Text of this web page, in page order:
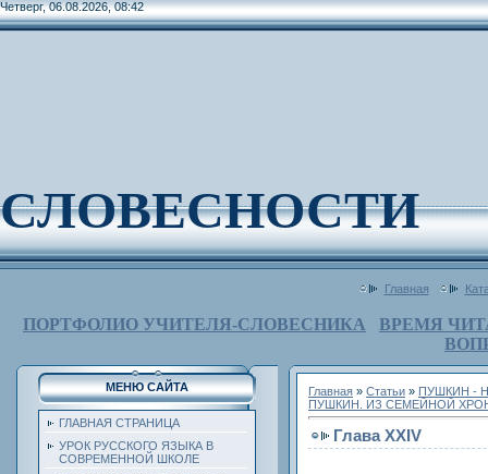
Четверг, 06.08.2026, 08:42
СЛОВЕСНОСТИ
Главная
ПОРТФОЛИО УЧИТЕЛЯ-СЛОВЕСНИКА
ВРЕМЯ
МЕНЮ САЙТА
ГЛАВНАЯ СТРАНИЦА
УРОК РУССКОГО ЯЗЫКА В
СОВРЕМЕННОЙ ШКОЛЕ
Главная » Статьи » ПУШКИН -
ПУШКИН. ИЗ СЕМЕЙНОЙ
Глава XXIV